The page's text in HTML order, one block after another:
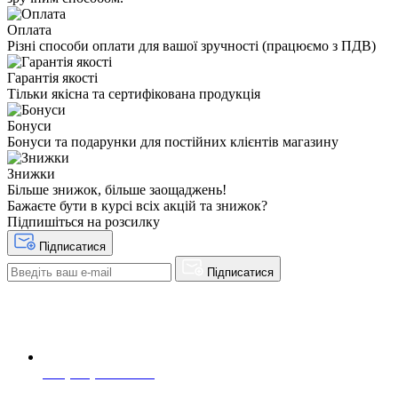
Оплата
Різні способи оплати для вашої зручності (працюємо з ПДВ)
Гарантія якості
Тільки якісна та сертифікована продукція
Бонуси
Бонуси та подарунки для постійних клієнтів магазину
Знижки
Більше знижок, більше заощаджень!
Бажаєте бути в курсі всіх акцій та знижок?
Підпишіться на розсилку
Підписатися
Підписатися